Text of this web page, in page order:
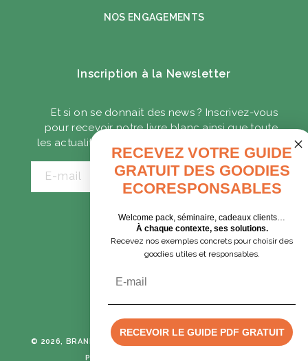
NOS ENGAGEMENTS
Inscription à la Newsletter
Et si on se donnait des news ? Inscrivez-vous
pour recevoir notre livre blanc ainsi que toute
les actualités sur les goodies écoresponsables.
E-mail
CADEAUX D'AFFAIRES
GOODIES EXPRESS
© 2026, BRANE CORPORATION
POLITIQUE DE CONFIDENTIALITÉ
RECEVEZ VOTRE GUIDE
GRATUIT DES GOODIES
ECORESPONSABLES
Welcome pack, séminaire, cadeaux clients…
À chaque contexte, ses solutions.
Recevez nos exemples concrets pour choisir des
goodies utiles et responsables.
RECEVOIR LE GUIDE PDF GRATUIT